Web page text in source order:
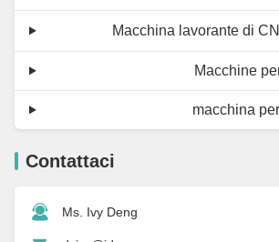
Macchina lavorante di
Macchine
macchina
Contattaci
Ms. Ivy Deng